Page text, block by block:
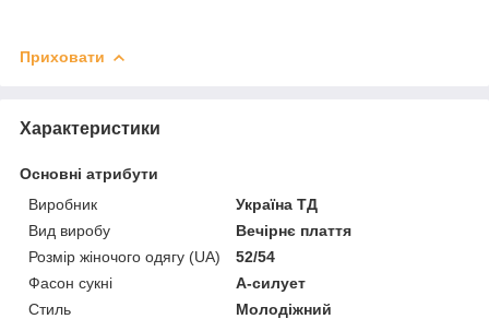
Приховати
Характеристики
Основні атрибути
Виробник
Україна ТД
Вид виробу
Вечірнє плаття
Розмір жіночого одягу (UA)
52/54
Фасон сукні
А-силует
Стиль
Молодіжний